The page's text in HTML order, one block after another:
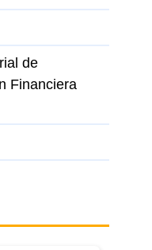
de
Financiera